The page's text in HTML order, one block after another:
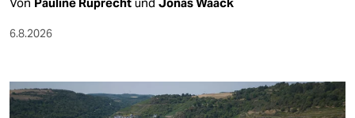
6.8.2026